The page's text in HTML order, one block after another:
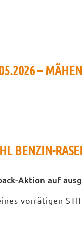
–
BENZIN-
Aktion auf
vorrätigen